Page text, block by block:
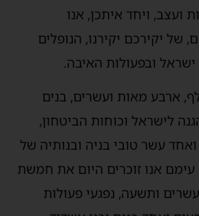
ועצב, ויחד איתכן, אנו
של יקירכם יקירנו, הנופלים
ובפעולות האיבה.
ארבע מאות ועשרים, בנים
לישראל וכוחות הביטחון,
עשר טובי בניה ובנותיה של
עימם אנו זוכרים היום את חמשת
ותשעה, נפגעי פעולות